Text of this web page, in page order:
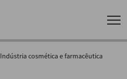
Indústria cosmética e farmacêutica